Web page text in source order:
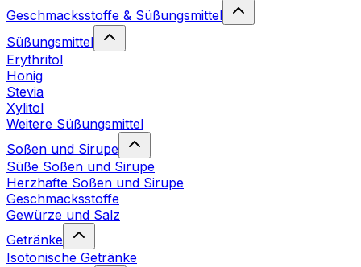
Geschmacksstoffe & Süßungsmittel
Süßungsmittel
Erythritol
Honig
Stevia
Xylitol
Weitere Süßungsmittel
Soßen und Sirupe
Süße Soßen und Sirupe
Herzhafte Soßen und Sirupe
Geschmacksstoffe
Gewürze und Salz
Getränke
Isotonische Getränke